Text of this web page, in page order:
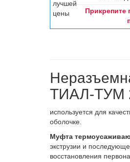
Прикрепите
ТИАЛ-ТУМ
используется для
оболочке.
Муфта
экструзии и
восстановления